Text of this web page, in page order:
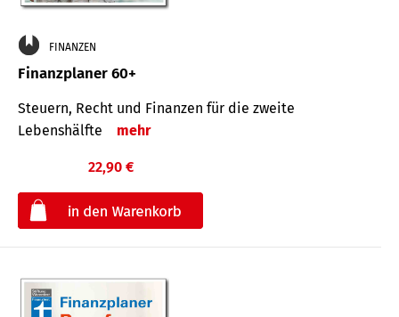
FINANZEN
Finanzplaner 60+
Steuern, Recht und Finanzen für die zweite
Lebenshälfte
mehr
22,90 €